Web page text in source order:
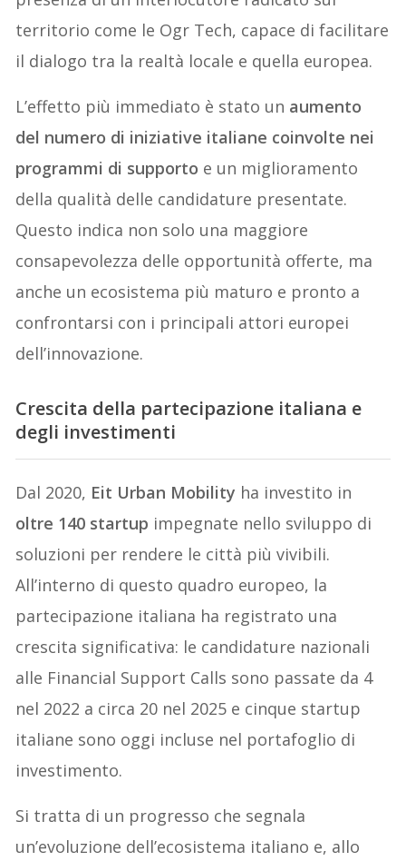
territorio come le Ogr Tech, capace di facilitare
il dialogo tra la realtà locale e quella europea.
L’effetto più immediato è stato un aumento
del numero di iniziative italiane coinvolte nei
programmi di supporto e un miglioramento
della qualità delle candidature presentate.
Questo indica non solo una maggiore
consapevolezza delle opportunità offerte, ma
anche un ecosistema più maturo e pronto a
confrontarsi con i principali attori europei
dell’innovazione.
Crescita della partecipazione italiana e
degli investimenti
Dal 2020, Eit Urban Mobility ha investito in
oltre 140 startup impegnate nello sviluppo di
soluzioni per rendere le città più vivibili.
All’interno di questo quadro europeo, la
partecipazione italiana ha registrato una
crescita significativa: le candidature nazionali
alle Financial Support Calls sono passate da 4
nel 2022 a circa 20 nel 2025 e cinque startup
italiane sono oggi incluse nel portafoglio di
investimento.
Si tratta di un progresso che segnala
un’evoluzione dell’ecosistema italiano e, allo